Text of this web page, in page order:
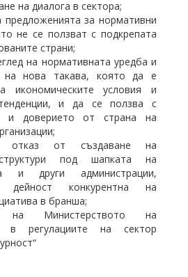
на диалога в сектора;
предложенията за нормативни
не се ползват с подкрепата
страни;
на нормативната уредба и
на нова такава, която да е
икономическите условия и
и да се ползва с
и доверието от страна на
отказ от създаване на
под шапката на
и други администрации,
дейност конкурентна на
в бранша;
на Министерството на
в регулациите на сектор